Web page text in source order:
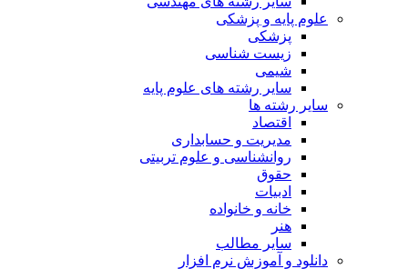
علوم پایه و پزشکی
پزشکی
زیست شناسی
شیمی
سایر رشته های علوم پایه
سایر رشته ها
اقتصاد
مدیریت و حسابداری
روانشناسی و علوم تربیتی
حقوق
ادبیات
خانه و خانواده
هنر
سایر مطالب
دانلود و آموزش نرم افزار